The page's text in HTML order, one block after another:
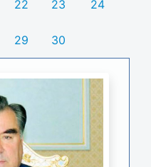
22 23 24
29 30